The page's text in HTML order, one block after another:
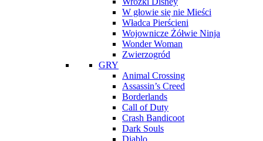
W głowie się nie Mieści
Władca Pierścieni
Wojownicze Żółwie Ninja
Wonder Woman
Zwierzogród
GRY
Animal Crossing
Assassin’s Creed
Borderlands
Call of Duty
Crash Bandicoot
Dark Souls